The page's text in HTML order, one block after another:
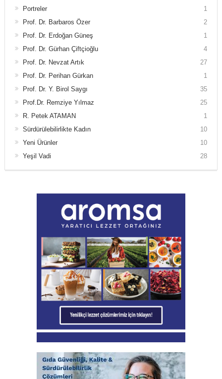
Portreler
1
Prof. Dr. Barbaros Özer
2
Prof. Dr. Erdoğan Güneş
1
Prof. Dr. Gürhan Çiftçioğlu
4
Prof. Dr. Nevzat Artık
27
Prof. Dr. Perihan Gürkan
1
Prof. Dr. Y. Birol Saygı
35
Prof.Dr. Remziye Yılmaz
25
R. Petek ATAMAN
1
Sürdürülebilirlikte Kadın
10
Yeni Ürünler
10
Yeşil Vadi
28